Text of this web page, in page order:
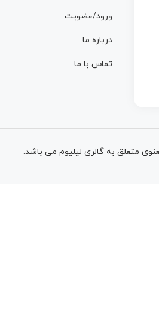
ورود/عضویت
درباره ما
تماس با ما
متعلق به گالری لیلیوم می باشد.